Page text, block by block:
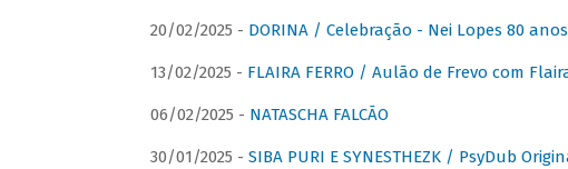
20/02/2025 - DORINA / Celebração - Nei Lopes 80
13/02/2025 - FLAIRA FERRO / Aulão de Frevo com
06/02/2025 - NATASCHA FALCÃO
30/01/2025 - SIBA PURI E SYNESTHEZK / PsyDub